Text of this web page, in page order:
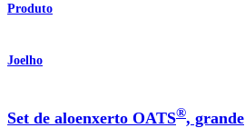
Produto
Joelho
Set de aloenxerto OATS®, grande